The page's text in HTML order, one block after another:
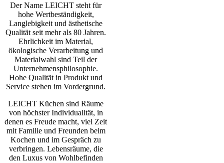
Der Name LEICHT steht für
hohe Wertbeständigkeit,
Langlebigkeit und ästhetische
Qualität seit mehr als 80 Jahren.
Ehrlichkeit im Material,
ökologische Verarbeitung und
Materialwahl sind Teil der
Unternehmensphilosophie.
Hohe Qualität in Produkt und
Service stehen im Vordergrund.
LEICHT Küchen sind Räume
von höchster Individualität, in
denen es Freude macht, viel Zeit
mit Familie und Freunden beim
Kochen und im Gespräch zu
verbringen. Lebensräume, die
den Luxus von Wohlbefinden